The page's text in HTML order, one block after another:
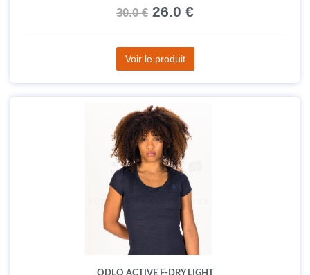
30.0 € 26.0 €
Voir le produit
ODLO ACTIVE F-DRY LIGHT